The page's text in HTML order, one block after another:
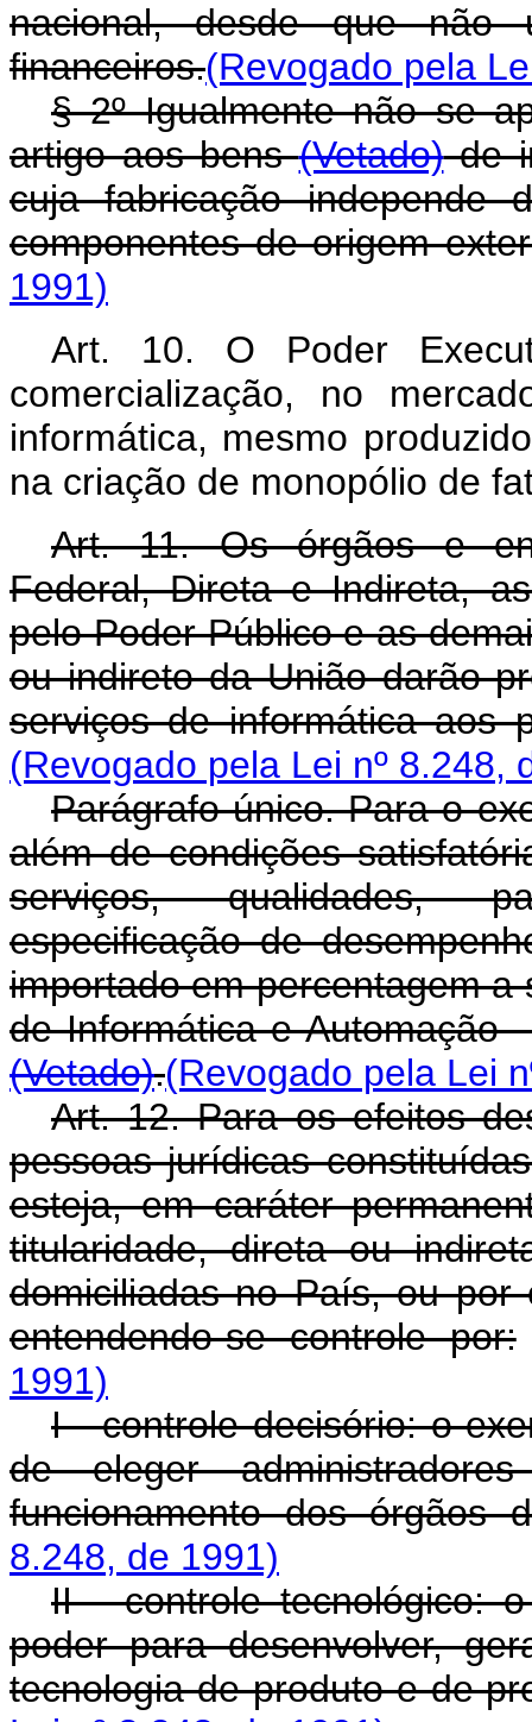
nacional, desde que não
financeiros.(Revogado pela
§ 2º Igualmente não se
artigo aos bens(Vetado)de
cuja fabricação independe
componentes de origem
1991)
Art. 10. O Poder
comercialização, no
informática, mesmo
na criação de monopólio de
Art. 11. Os órgãos e
Federal, Direta e Indireta,
pelo Poder Público e as
ou indireto da União darão
serviços de informática aos
(Revogado pela Lei nº 8.248,
Parágrafo único. Para o
além de condições
serviços, qualidades,
especificação de
importado em percentagem
de Informática e Automação
(Vetado).(Revogado pela Lei
Art. 12. Para os efeitos
pessoas jurídicas
esteja, em caráter
titularidade, direta ou
domiciliadas no País, ou por
entendendo-se controle por:
1991)
I - controle decisório: o
de eleger
funcionamento dos órgãos
8.248, de 1991)
II - controle tecnológico:
poder para desenvolver,
tecnologia de produto e de